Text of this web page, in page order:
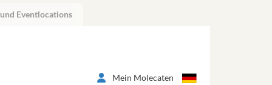
Eventlocations
Mein Molecaten